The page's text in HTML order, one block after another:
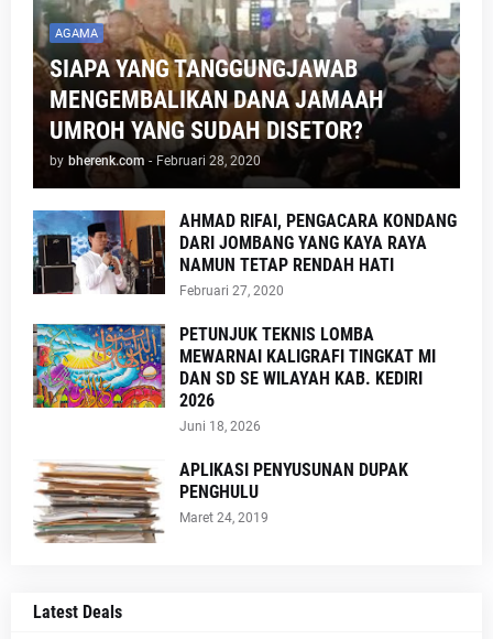
AGAMA
SIAPA YANG TANGGUNGJAWAB
MENGEMBALIKAN DANA JAMAAH
UMROH YANG SUDAH DISETOR?
by bherenk.com - Februari 28, 2020
AHMAD RIFAI, PENGACARA KONDANG
DARI JOMBANG YANG KAYA RAYA
NAMUN TETAP RENDAH HATI
Februari 27, 2020
PETUNJUK TEKNIS LOMBA
MEWARNAI KALIGRAFI TINGKAT MI
DAN SD SE WILAYAH KAB. KEDIRI
2026
Juni 18, 2026
APLIKASI PENYUSUNAN DUPAK
PENGHULU
Maret 24, 2019
Latest Deals